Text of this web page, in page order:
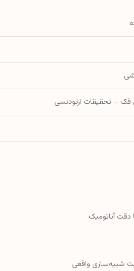
فک – تحقیقات ارتودنسی
دقت آناتومیک
شبیه‌سازی واقعی